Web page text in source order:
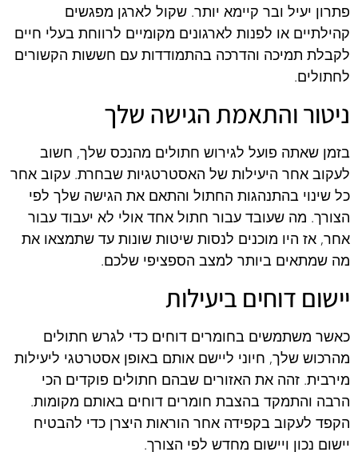
פתרון יעיל ובר קיימא יותר. שקול לארגן מפגשים
קהילתיים או לפנות לארגונים מקומיים לרווחת בעלי חיים
לקבלת תמיכה והדרכה בהתמודדות עם חששות הקשורים
לחתולים.
ניטור והתאמת הגישה שלך
בזמן שאתה פועל לגירוש חתולים מהנכס שלך, חשוב
לעקוב אחר היעילות של האסטרטגיות שבחרת. עקוב אחר
כל שינוי בהתנהגות החתול והתאם את הגישה שלך לפי
הצורך. מה שעובד עבור חתול אחד אולי לא יעבוד עבור
אחר, אז היו מוכנים לנסות שיטות שונות עד שתמצאו את
מה שמתאים ביותר למצב הספציפי שלכם.
יישום דוחים ביעילות
כאשר משתמשים בחומרים דוחים כדי לגרש חתולים
מהרכוש שלך, חיוני ליישם אותם באופן אסטרטגי ליעילות
מירבית. זהה את האזורים שבהם חתולים פוקדים הכי
הרבה והתמקד בהצבת חומרים דוחים באותם מקומות.
הקפד לעקוב בקפידה אחר הוראות היצרן כדי להבטיח
יישום נכון ויישום מחדש לפי הצורך.